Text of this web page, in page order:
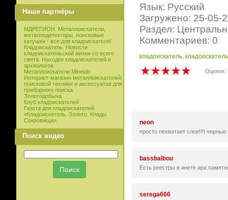
Наши партнёры
МДРЕГИОН. Металлоискатели,
металлодетекторы, поисковые
катушки - все для кладоискателя!
Кладоискатель. Новости
кладоискательской жизни со всего
света. Находки кладоискателей и
археологов.
Металлоискатели Minelab
Интернет-магазин металлоискателей,
поисковой техники и аксессуатов для
приборного поиска.
Золотодобыча
Клуб кладоискателей
Газета для кладоискателей
«Кладоискатель. Золото. Клады.
Сокровища».
Поиск видео
Язык: Русский
Загружено: 25-05-
Раздел:
Комментариев: 0
кладоискатель,
Оценок:
neon
просто нехватает слов!!!!
bassbalbou
Есть реестры в инете
serega666